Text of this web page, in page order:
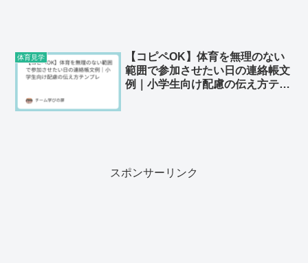
体育見学
【コピペOK】体育を無理のない
範囲で参加させたい日の連絡帳文
例｜小学生向け配慮の伝え方テン
スポンサーリンク